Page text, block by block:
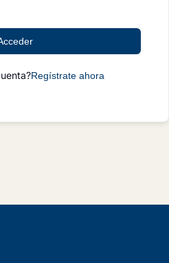
Regístrate ahora